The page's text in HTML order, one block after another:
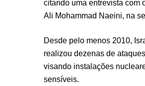
citando uma entrevista com
Ali Mohammad Naeini, na
Desde pelo menos 2010,
realizou dezenas de
visando instalações
sensíveis.